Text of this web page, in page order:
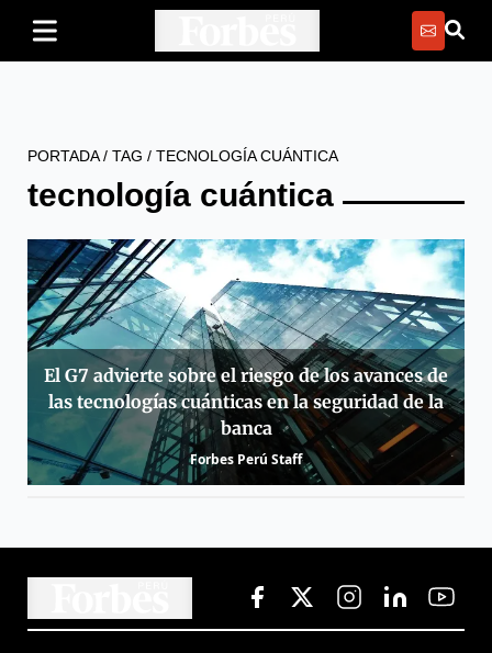
PORTADA/ TAG / TECNOLOGÍA CUÁNTICA
tecnología cuántica
El G7 advierte sobre el riesgo de los avances de
las tecnologías cuánticas en la seguridad de la
banca
Forbes Perú Staff